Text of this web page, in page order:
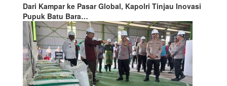
Dari Kampar ke Pasar Global, Kapolri Tinjau Inovasi
Pupuk Batu Bara…